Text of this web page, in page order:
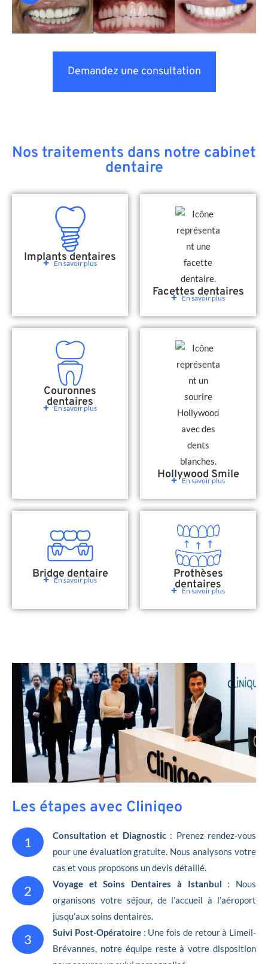
Demandez une consultation
Nos traitements dans notre cabinet
dentaire
Implants dentaires
En savoir plus
Facettes dentaires
En savoir plus
Couronnes
dentaires
En savoir plus
Hollywood Smile
En savoir plus
Bridge dentaire
En savoir plus Prothèses
dentaires
En savoir plus
Les étapes avec Cliniqeo
1 Consultation et Diagnostic: Prenez rendez-vous
pour une évaluation gratuite. Nous analysons votre
cas et vous proposons un devis détaillé.
2 Voyage et Soins Dentaires à Istanbul : Nous
organisons votre séjour, de l’accueil à l’aéroport
jusqu’aux soins dentaires.
3 Suivi Post-Opératoire : Une fois de retour à Limeil-
Brévannes, notre équipe reste à votre disposition